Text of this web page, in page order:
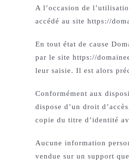
A l’occasion de
accédé au site https://
En tout état de cause
par le site https://
leur saisie. Il est alors
Conformément aux
dispose d’un droit
copie du titre d’identité
Aucune information
vendue sur un support